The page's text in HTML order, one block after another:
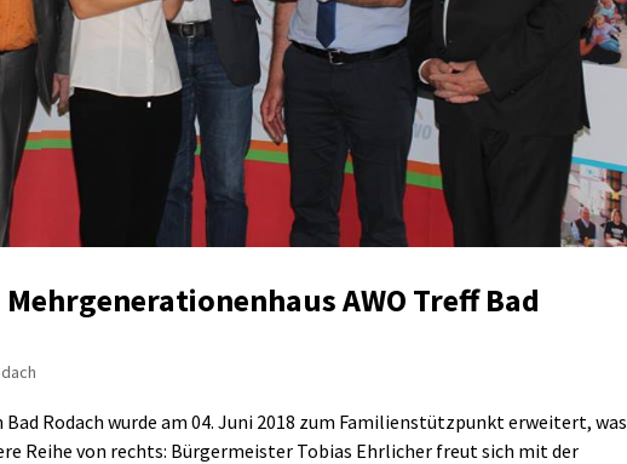
AWO Treff Bad
Bad Rodach wurde am 04. Juni 2018 zum Familienstützpunkt erweitert, was
Reihe von rechts: Bürgermeister Tobias Ehrlicher freut sich mit der